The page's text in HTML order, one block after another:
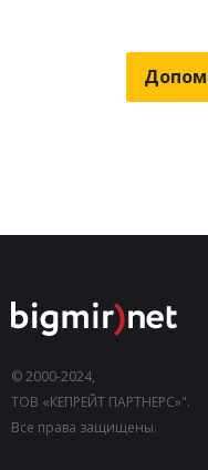
© 2000-2024,
ТОВ «КЕПРЕЙТ ПАРТНЕРС»".
Все права защищены.